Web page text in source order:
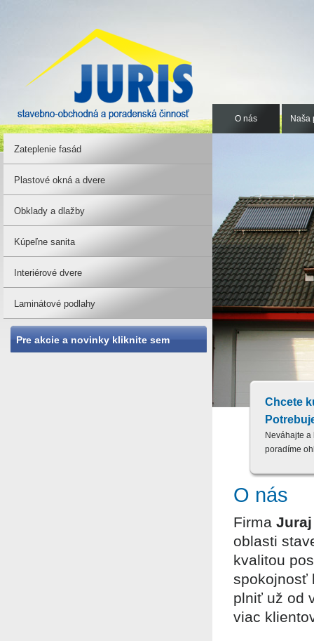
Zateplenie fasád
Plastové okná a dvere
Obklady a dlažby
Kúpeľne sanita
Interiérové dvere
Laminátové podlahy
Pre akcie a novinky kliknite sem
O nás Naša
Chcete
Neváhajte a
poradíme
O nás
Firma Juraj
oblasti
kvalitou
spokojnosť
plniť už od
viac